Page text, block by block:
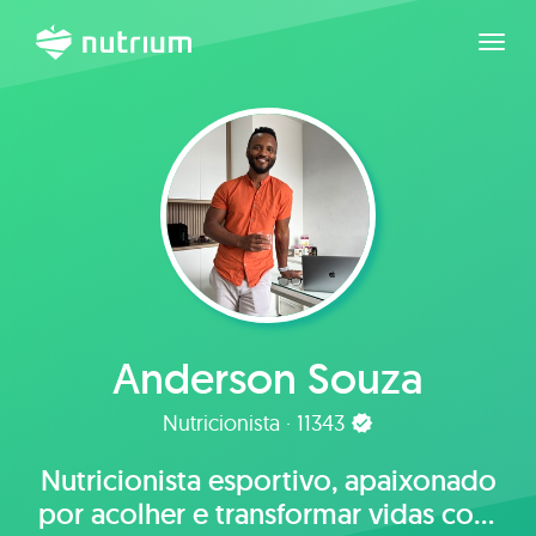
Anderson Souza
Nutricionista · 11343
Nutricionista esportivo, apaixonado
por acolher e transformar vidas com